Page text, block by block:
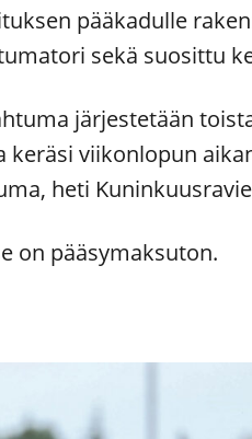
pääkadulle
sekä suosittu
järjestetään
viikonlopun
heti
on pääsymaksuton.